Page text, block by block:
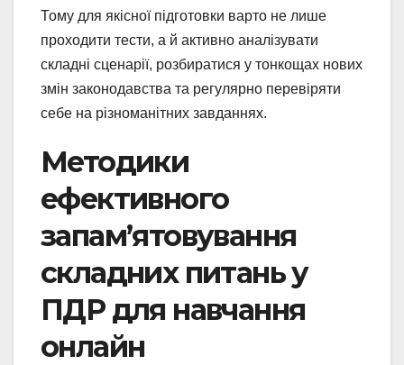
Тому для якісної підготовки варто не лише
проходити тести, а й активно аналізувати
складні сценарії, розбиратися у тонкощах нових
змін законодавства та регулярно перевіряти
себе на різноманітних завданнях.
Методики
ефективного
запам’ятовування
складних питань у
ПДР для навчання
онлайн